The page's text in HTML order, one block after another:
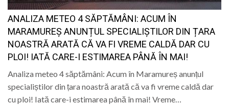
ANALIZA METEO 4 SĂPTĂMÂNI: ACUM ÎN
MARAMUREȘ ANUNȚUL SPECIALIȘTILOR DIN ȚARA
NOASTRĂ ARATĂ CĂ VA FI VREME CALDĂ DAR CU
PLOI! IATĂ CARE-I ESTIMAREA PÂNĂ ÎN MAI!
Analiza meteo 4 săptămâni: Acum în Maramureș anunțul
specialiștilor din țara noastră arată că va fi vreme caldă dar
cu ploi! Iată care-i estimarea până în mai! Vreme…